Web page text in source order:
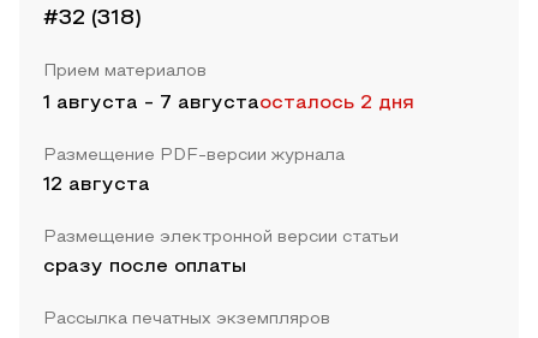
#32 (318)
Прием материалов
1 августа - 7 августаосталось 2 дня
Размещение PDF-версии журнала
12 августа
Размещение электронной версии статьи
сразу после оплаты
Рассылка печатных экземпляров